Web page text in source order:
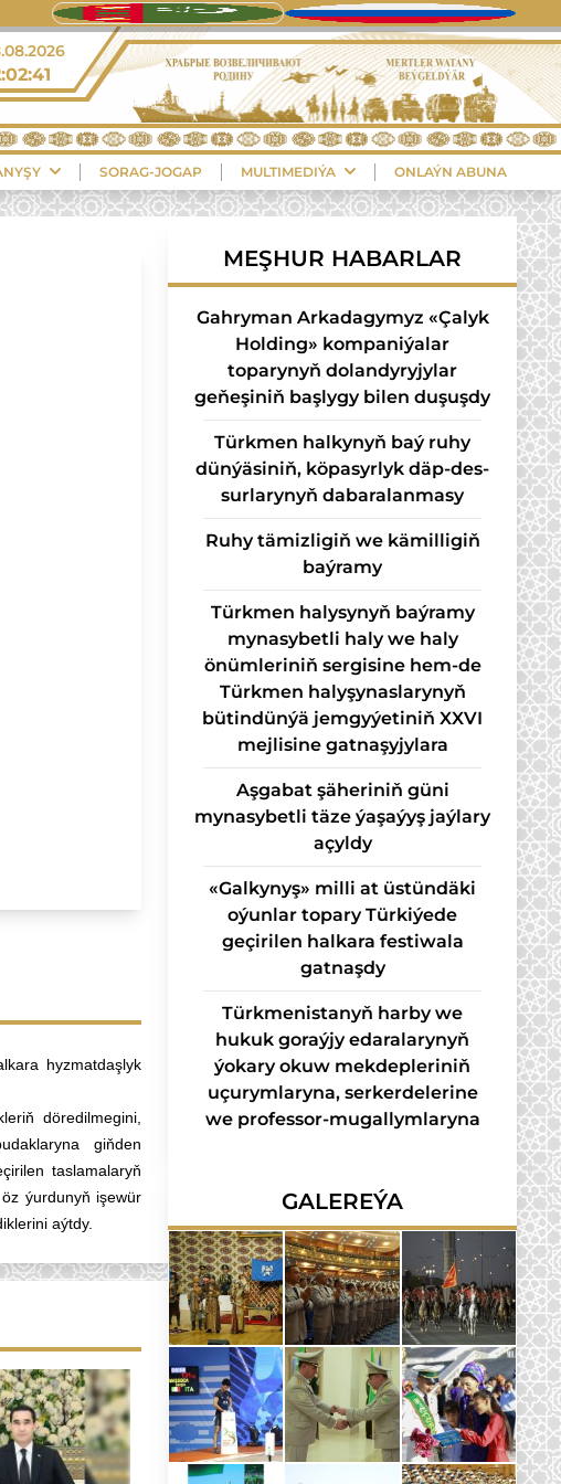
SORAG-JOGAP MULTIMEDIÝA ONLAÝN ABUNA
hyzmatdaşlyk
döredilmegini,
giňden
taslamalaryň
ýurdunyň işewür
aýtdy.
MEŞHUR HABARLAR
Gahryman Arkadagymyz «Çalyk
Holding» kompaniýalar
toparynyň dolandyryjylar
geňeşiniň başlygy bilen duşuşdy
Türk­men hal­ky­nyň baý ru­hy
dün­ýä­si­niň, kö­pa­syr­lyk däp-des­
sur­la­ry­nyň da­ba­ra­lan­ma­sy
Ruhy tämizligiň we kämilligiň
baýramy
Türkmen halysynyň baýramy
mynasybetli haly we haly
önümleriniň sergisine hem-de
Türkmen halyşynaslarynyň
bütindünýä jemgyýetiniň XXVI
mejlisine gatnaşyjylara
Aşgabat şäheriniň güni
mynasybetli täze ýaşaýyş jaýlary
açyldy
«Galkynyş» milli at üstündäki
oýunlar topary Türkiýede
geçirilen halkara festiwala
gatnaşdy
Türkmenistanyň harby we
hukuk goraýjy edaralarynyň
ýokary okuw mekdepleriniň
uçurymlaryna, serkerdelerine
we professor-mugallymlaryna
GALEREÝA